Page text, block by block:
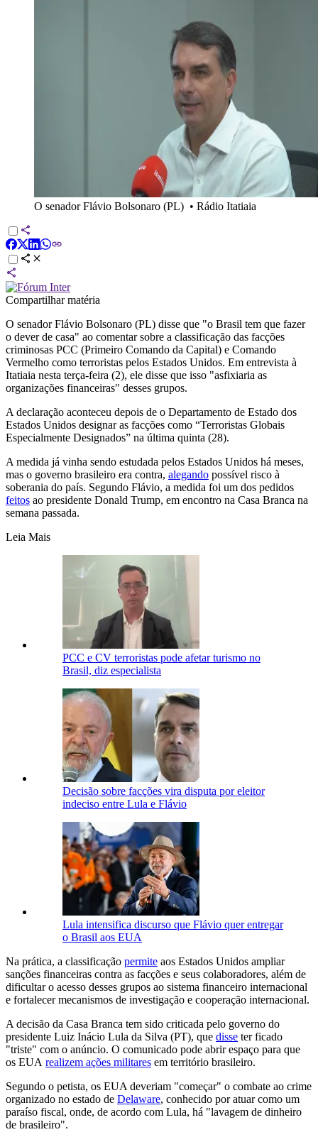
O senador Flávio Bolsonaro (PL) • Rádio Itatiaia
Compartilhar matéria
O senador Flávio Bolsonaro (PL) disse que "o Brasil tem que fazer
o dever de casa" ao comentar sobre a classificação das facções
criminosas PCC (Primeiro Comando da Capital) e Comando
Vermelho como terroristas pelos Estados Unidos. Em entrevista à
Itatiaia nesta terça-feira (2), ele disse que isso "asfixiaria as
organizações financeiras" desses grupos.
A declaração aconteceu depois de o Departamento de Estado dos
Estados Unidos designar as facções como “Terroristas Globais
Especialmente Designados” na última quinta (28).
A medida já vinha sendo estudada pelos Estados Unidos há meses,
mas o governo brasileiro era contra, alegando possível risco à
soberania do país. Segundo Flávio, a medida foi um dos pedidos
feitos ao presidente Donald Trump, em encontro na Casa Branca na
semana passada.
Leia Mais
PCC e CV terroristas pode afetar turismo no
Brasil, diz especialista
Decisão sobre facções vira disputa por eleitor
indeciso entre Lula e Flávio
Lula intensifica discurso que Flávio quer entregar
o Brasil aos EUA
Na prática, a classificação permite aos Estados Unidos ampliar
sanções financeiras contra as facções e seus colaboradores, além de
dificultar o acesso desses grupos ao sistema financeiro internacional
e fortalecer mecanismos de investigação e cooperação internacional.
A decisão da Casa Branca tem sido criticada pelo governo do
presidente Luiz Inácio Lula da Silva (PT), que disse ter ficado
"triste" com o anúncio. O comunicado pode abrir espaço para que
os EUA realizem ações militares em território brasileiro.
Segundo o petista, os EUA deveriam "começar" o combate ao crime
organizado no estado de Delaware, conhecido por atuar como um
paraíso fiscal, onde, de acordo com Lula, há "lavagem de dinheiro
de brasileiro".